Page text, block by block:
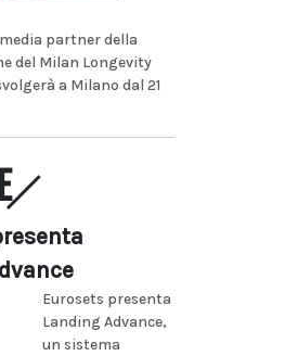
partner della
del Milan Longevity
a Milano dal 21
Eurosets presenta
Landing Advance,
un sistema